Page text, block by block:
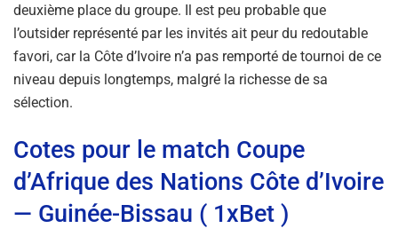
deuxième place du groupe. Il est peu probable que
l’outsider représenté par les invités ait peur du redoutable
favori, car la Côte d’Ivoire n’a pas remporté de tournoi de ce
niveau depuis longtemps, malgré la richesse de sa
sélection.
Cotes pour le match Coupe
d’Afrique des Nations Côte d’Ivoire
— Guinée-Bissau ( 1xBet )